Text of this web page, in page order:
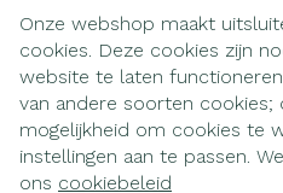
Onze webshop maakt
cookies. Deze cookies zijn
website te laten
van andere soorten cookies;
mogelijkheid om cookies te
instellingen aan te passen.
ons cookiebeleid
Juridische links